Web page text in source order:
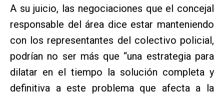
A su juicio, las negociaciones que el concejal
responsable del área dice estar manteniendo
con los representantes del colectivo policial,
podrían no ser más que “una estrategia para
dilatar en el tiempo la solución completa y
definitiva a este problema que afecta a la